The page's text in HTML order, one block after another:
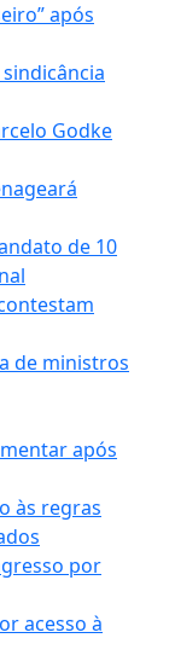
após
Godke
de 10
de ministros
após
às regras
por
acesso à